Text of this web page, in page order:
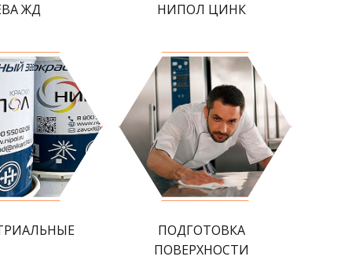
ЖД НИПОЛ ЦИНК
ПОДГОТОВКА
ПОВЕРХНОСТИ